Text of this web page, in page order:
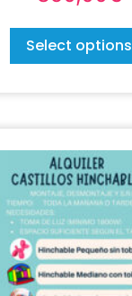
Select options